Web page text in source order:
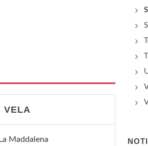
VELA
Maddalena